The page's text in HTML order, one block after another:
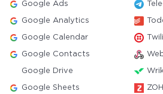
Google Ads
Google Analytics
Google Calendar
Google Contacts
Google Drive
Google Sheets